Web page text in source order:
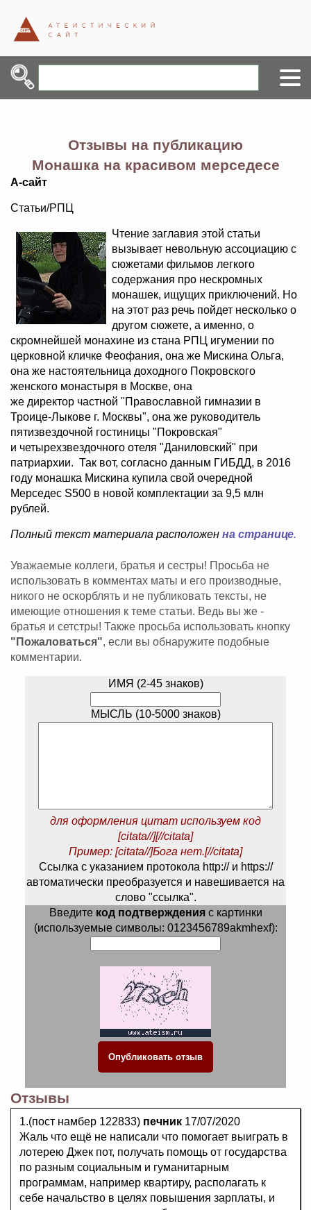
Отзывы на публикацию
Монашка на красивом мерседесе
А-сайт
Статьи/РПЦ
Чтение заглавия этой статьи
вызывает невольную ассоциацию с
сюжетами фильмов легкого
содержания про нескромных
монашек, ищущих приключений. Но
на этот раз речь пойдет несколько о
другом сюжете, а именно, о
скромнейшей монахине из стана РПЦ игумении по
церковной кличке Феофания, она же Мискина Ольга,
она же настоятельница доходного Покровского
женского монастыря в Москве, она
же директор частной "Православной гимназии в
Троице-Лыкове г. Москвы", она же руководитель
пятизвездочной гостиницы "Покровская"
и четырехзвездочного отеля "Даниловский" при
патриархии. Так вот, согласно данным ГИБДД, в 2016
году монашка Мискина купила свой очередной
Мерседес S500 в новой комплектации за 9,5 млн
рублей.
Полный текст материала расположен на странице.
Уважаемые коллеги, братья и сестры! Просьба не
использовать в комментах маты и его производные,
никого не оскорблять и не публиковать тексты, не
имеющие отношения к теме статьи. Ведь вы же -
братья и сетстры! Также просьба использовать кнопку
"Пожаловаться", если вы обнаружите подобные
комментарии.
ИМЯ (2-45 знаков)
МЫСЛЬ (10-5000 знаков)
для оформления цитат используем код
[citata//][//citata]
Пример: [citata//]Бога нет.[//citata]
Ссылка с указанием протокола http:// и https://
автоматически преобразуется и навешивается на
слово "ссылка".
Введите код подтвержденияс картинки
(используемые символы: 0123456789akmhexf):
Отзывы
1.(пост намбер 122833) печник 17/07/2020
Жаль что ещё не написали что помогает выиграть в
лотерею Джек пот, получать помощь от государства
по разным социальным и гуманитарным
программам, например квартиру, располагать к
себе начальство в целях повышения зарплаты, и